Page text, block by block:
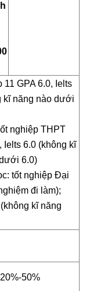
11 GPA 6.0, Ielts
kĩ năng nào dưới
nghiệp THPT
Ielts 6.0 (không kĩ
6.0)
tốt nghiệp Đại
đi làm);
(không kĩ năng
50%